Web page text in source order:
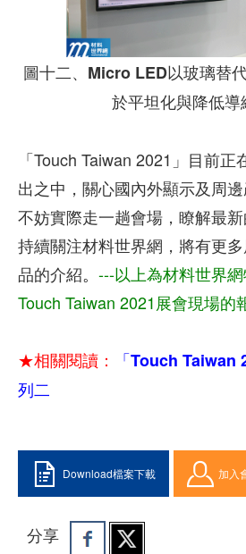
圖十二、Micro LED以玻璃替
於平坦化與降低導
「Touch Taiwan 2021」目前
出之中，關心國內外顯示及周邊
不妨實際走一趟會場，瞭解最
持續關注材料世界網，將有更
品的介紹。 ---以上為材料世界
Touch Taiwan 2021展會現場的
★相關閱讀：
「Touch Taiwan
列二
Download檔案下載 加入
分享